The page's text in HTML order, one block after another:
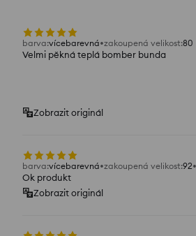
barva:vícebarevná zakoupená velikost:80
Velmi pěkná teplá bomber bunda
Zobrazit originál
barva:vícebarevná zakoupená velikost:92
Ok produkt
Zobrazit originál